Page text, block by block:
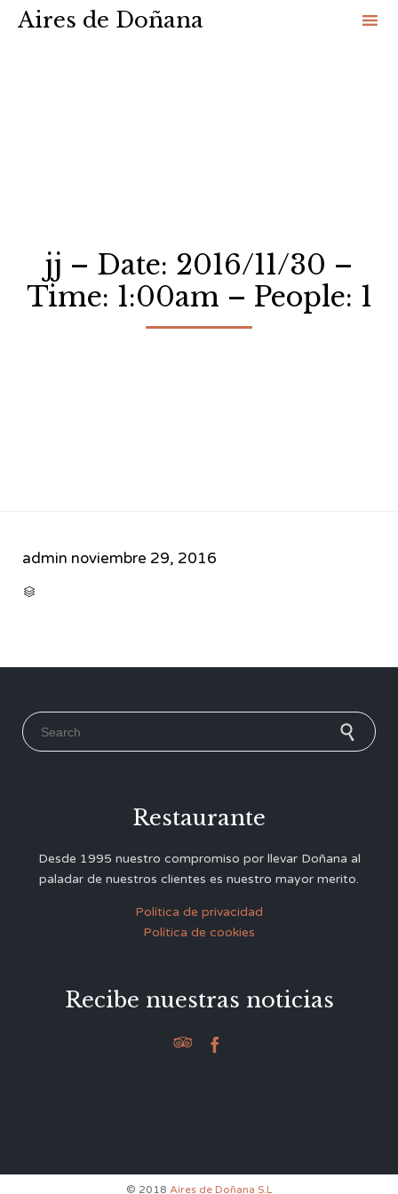
Aires de Doñana
jj – Date: 2016/11/30 –
Time: 1:00am – People: 1
admin noviembre 29, 2016

Search for:
Restaurante
Desde 1995 nuestro compromiso por llevar Doñana al
paladar de nuestros clientes es nuestro mayor merito.
Política de privacidad
Política de cookies
Recibe nuestras noticias
 
© 2018 Aires de Doñana S.L